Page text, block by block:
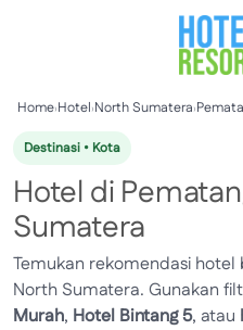
Home›Hotel›North Sumatera›
Destinasi • Kota
Hotel di
Sumatera
Temukan rekomendasi hotel
North Sumatera. Gunakan
Murah, Hotel Bintang 5, atau